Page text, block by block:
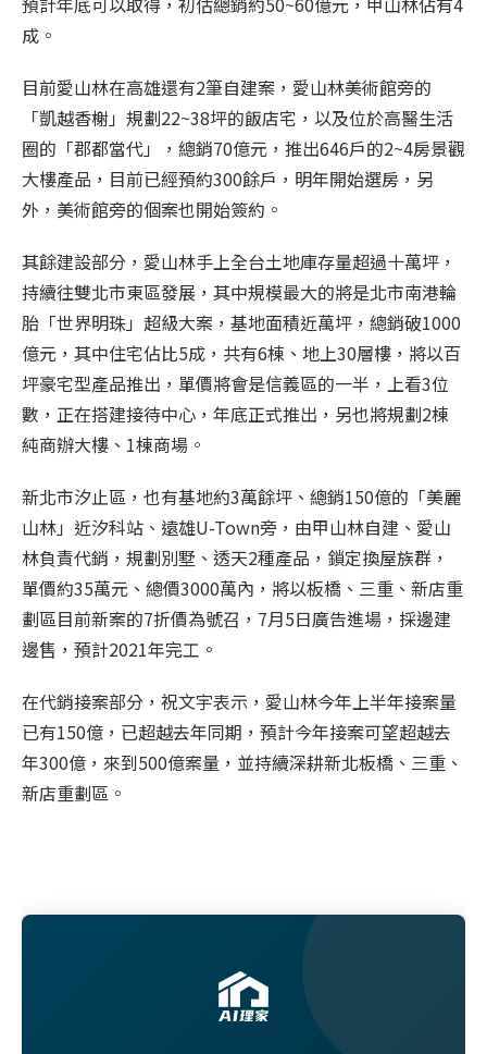
成。
目前愛山林在高雄還有2筆自建案，愛山林美術館旁的
「凱越香榭」規劃22~38坪的飯店宅，以及位於高醫生活
圈的「郡都當代」，總銷70億元，推出646戶的2~4房景觀
大樓產品，目前已經預約300餘戶，明年開始選房，另
外，美術館旁的個案也開始簽約。
其餘建設部分，愛山林手上全台土地庫存量超過十萬坪，
持續往雙北市東區發展，其中規模最大的將是北市南港輪
胎「世界明珠」超級大案，基地面積近萬坪，總銷破1000
億元，其中住宅佔比5成，共有6棟、地上30層樓，將以百
坪豪宅型產品推出，單價將會是信義區的一半，上看3位
數，正在搭建接待中心，年底正式推出，另也將規劃2棟
純商辦大樓、1棟商場。
新北市汐止區，也有基地約3萬餘坪、總銷150億的「美麗
山林」近汐科站、遠雄U-Town旁，由甲山林自建、愛山
林負責代銷，規劃別墅、透天2種產品，鎖定換屋族群，
單價約35萬元、總價3000萬內，將以板橋、三重、新店重
劃區目前新案的7折價為號召，7月5日廣告進場，採邊建
邊售，預計2021年完工。
在代銷接案部分，祝文宇表示，愛山林今年上半年接案量
已有150億，已超越去年同期，預計今年接案可望超越去
年300億，來到500億案量，並持續深耕新北板橋、三重、
新店重劃區。